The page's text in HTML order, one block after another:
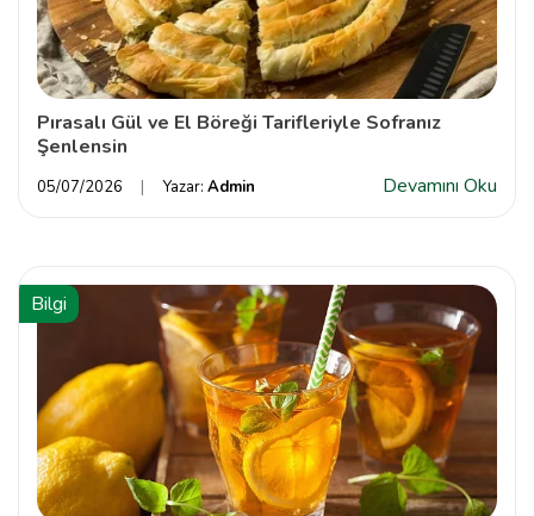
Pırasalı Gül ve El Böreği Tarifleriyle Sofranız
Şenlensin
05/07/2026 Yazar: Admin Devamını Oku
Bilgi